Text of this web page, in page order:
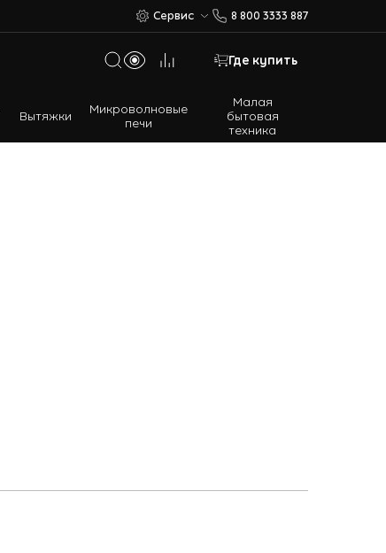
Сервис 8 800 3333 887
Где купить
Вытяжки Микроволновые
печи
Малая
бытовая
техника
Многодверные холодильники